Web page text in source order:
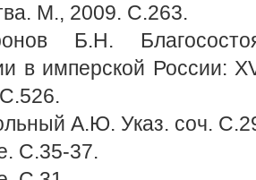
М., 2009. С.263.
Б.Н.
в имперской России:
А.Ю. Указ. соч.
С.35-37.